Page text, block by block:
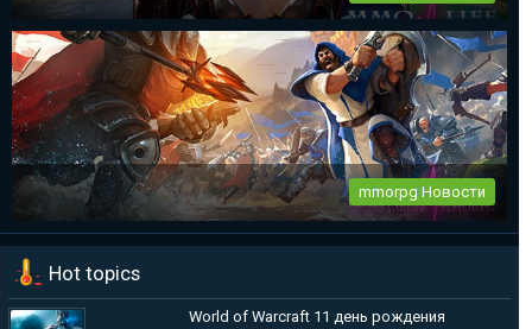
mmorpg Tera Online глобальное обновление
Destiny Development продолжает работу над своим проектом
— Tera...
mmorpg Новости
Чтобы подогреть и без того не малый ажиотаж в преддверии
ЗБТ в mmorpg...
Hot topics
World of Warcraft 11 день рождения